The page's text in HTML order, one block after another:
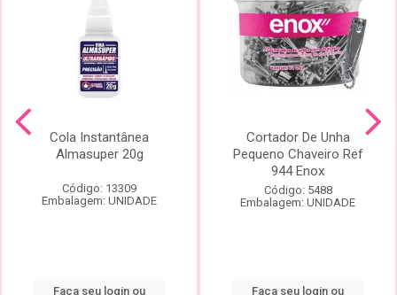
Cola Instantânea
Almasuper 20g
Código: 13309
Embalagem: UNIDADE
Faça seu login ou
Cortador De Unha
Pequeno Chaveiro Ref
944 Enox
Código: 5488
Embalagem: UNIDADE
Faça seu login ou